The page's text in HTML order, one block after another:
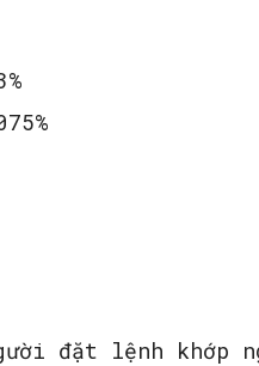
đặt lệnh khớp